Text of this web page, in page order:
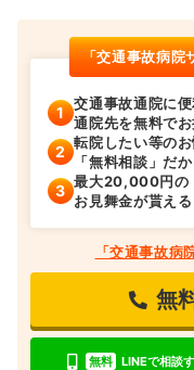
「交通事故病院
交通事故通院に
通院先を無料でお
転院したい等の
「無料相談」だ
最大20,000円の
お見舞金が貰える
「交通事故病
無
無料 LINEで相談